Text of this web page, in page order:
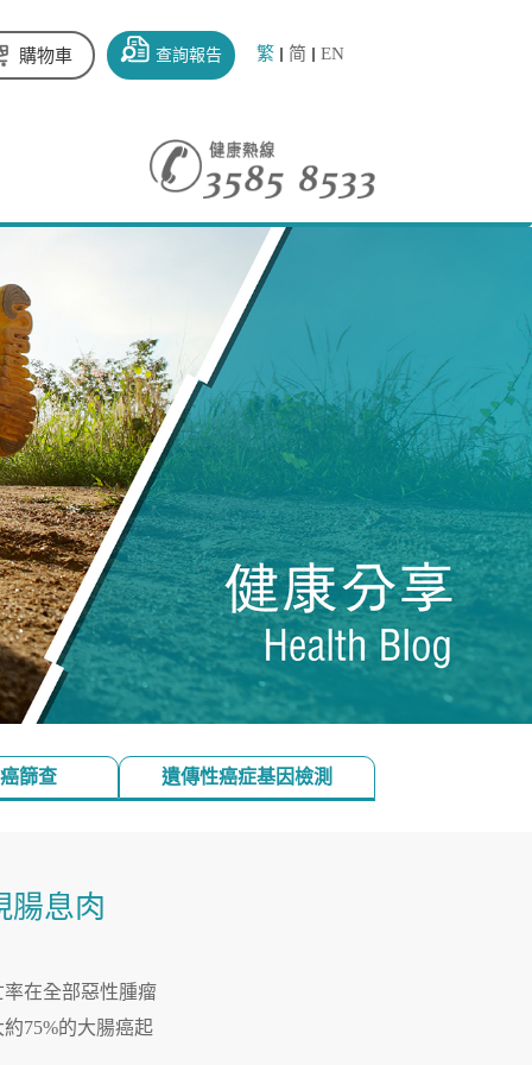
繁 简 EN
查詢報告
購物車
篩查 遺傳性癌症基因檢測
腸息肉
在全部惡性腫瘤
75%的大腸癌起